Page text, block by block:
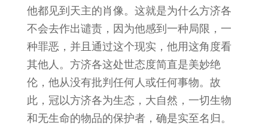
他都见到天主的肖像。这就是为什么方济各
不会去作出谴责，因为他感到一种局限，一
种罪恶，并且通过这个现实，他用这角度看
其他人。方济各这处世态度简直是美妙绝
伦，他从没有批判任何人或任何事物。故
此，冠以方济各为生态，大自然，一切生物
和无生命的物品的保护者，确是实至名归。